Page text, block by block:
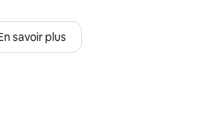
savoir plus